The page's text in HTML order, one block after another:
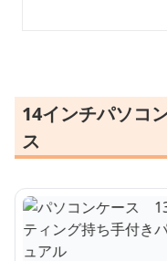
14インチパソコ
ス